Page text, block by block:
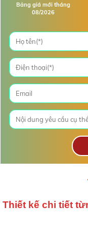
Bảng giá mới tháng
08/2026
Thiết kế chi tiết